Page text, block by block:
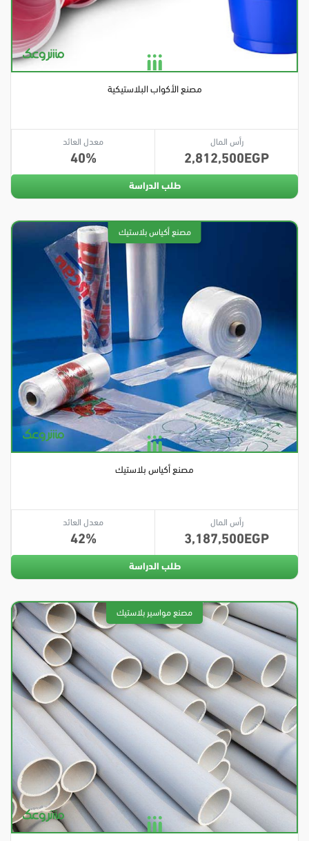
مصنع الأكواب البلاستيكية
رأس المال
2,812,500
معدل العائد
40
طلب الدراسة
مصنع أكياس بلاستيك
رأس المال
3,187,500
معدل العائد
42
طلب الدراسة